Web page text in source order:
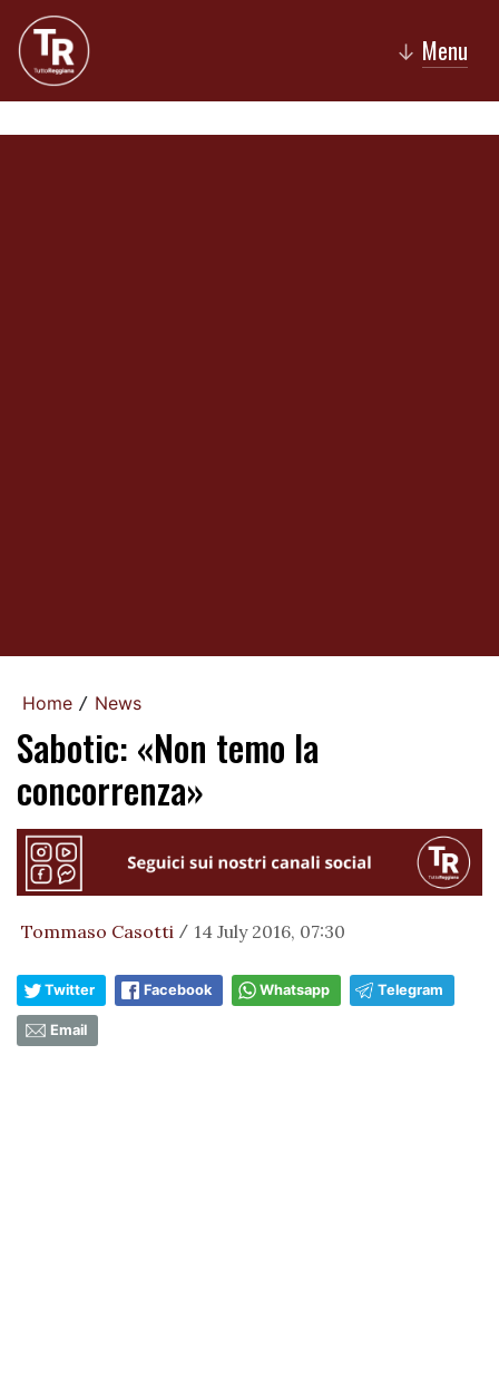
↓ Menu
Home / News
Sabotic: «Non temo la
concorrenza»
Tommaso Casotti / 14 July 2016, 07:30
Twitter Facebook Whatsapp Telegram
Email